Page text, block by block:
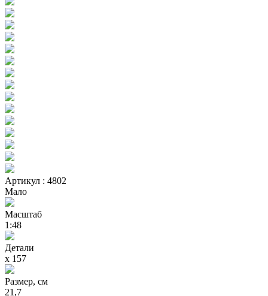
Артикул : 4802
Мало
Масштаб
1:48
Детали
х 157
Размер, см
21,7